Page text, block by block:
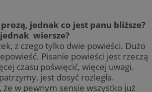
jednak co jest panu bliższe?
wiersze?
z czego tylko dwie powieści. Dużo
Pisanie powieści jest rzeczą
czasu poświęcić, więcej uwagi.
jest dosyć rozległa.
że w pewnym sensie wszystko już